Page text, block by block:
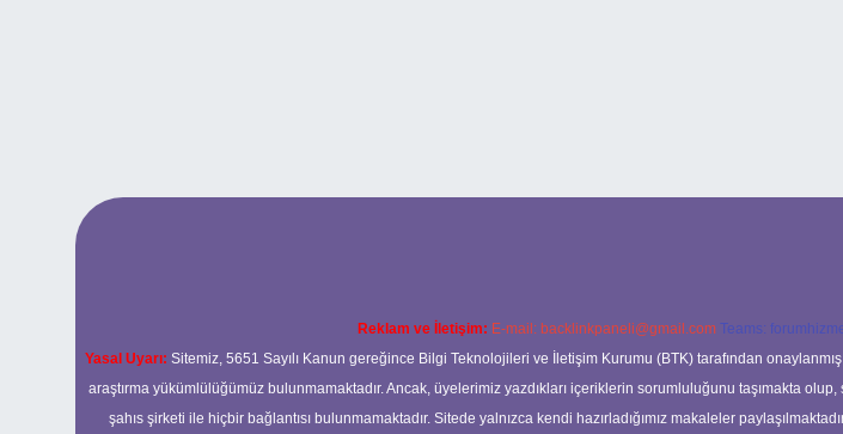
Reklam ve İletişim: E-mail: backlinkpaneli@gmail.com Teams:
Yasal Uyarı: Sitemiz, 5651 Sayılı Kanun gereğince Bilgi Teknolojileri ve İletişim Kurumu (BTK) tarafından
araştırma yükümlülüğümüz bulunmamaktadır. Ancak, üyelerimiz yazdıkları içeriklerin sorumluluğunu taşımakta
şahıs şirketi ile hiçbir bağlantısı bulunmamaktadır. Sitede yalnızca kendi hazırladığımız makaleler